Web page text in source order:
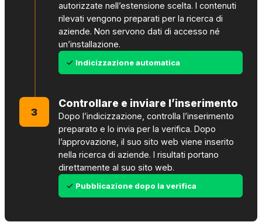
autorizzate nell’estensione scelta. I contenuti
rilevati vengono preparati per la ricerca di
aziende. Non servono dati di accesso né
un’installazione.
Indicizzazione automatica
3
Controllare e inviare l’inserimento
Dopo l’indicizzazione, controlla l’inserimento
preparato e lo invia per la verifica. Dopo
l’approvazione, il suo sito web viene inserito
nella ricerca di aziende. I risultati portano
direttamente al suo sito web.
Pubblicazione dopo la verifica